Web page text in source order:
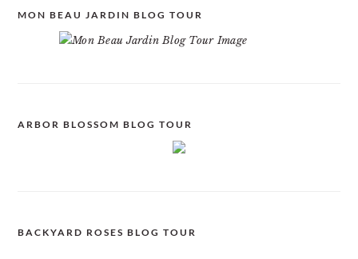
MON BEAU JARDIN BLOG TOUR
ARBOR BLOSSOM BLOG TOUR
BACKYARD ROSES BLOG TOUR